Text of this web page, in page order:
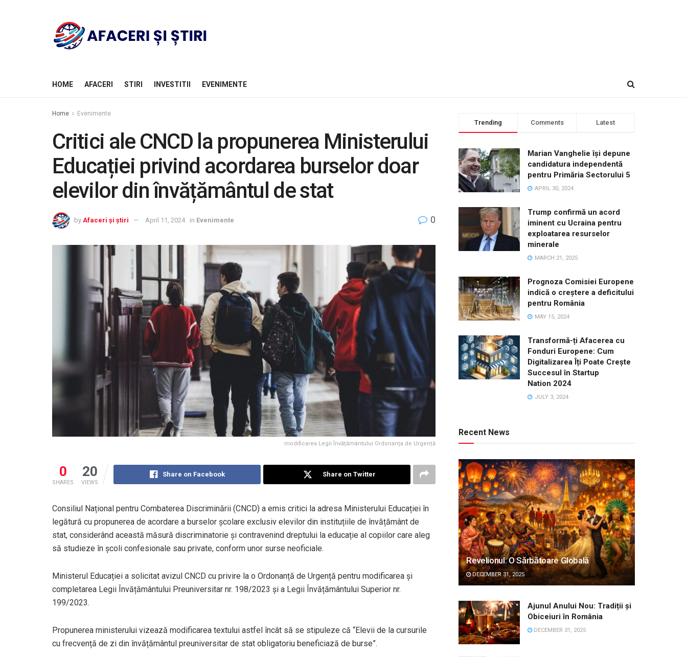
HOME AFACERI STIRI INVESTITII EVENIMENTE
Home Evenimente
Critici ale CNCD la propunerea Ministerului
Educației privind acordarea burselor doar
elevilor din învățământul de stat
by Afaceri și știri April 11, 2024 in Evenimente 0
modificarea Legii Învățământului Ordonanța de Urgență
0
SHARES
20
VIEWS
Share on Facebook Share on Twitter
Consiliul Național pentru Combaterea Discriminării (CNCD) a emis critici la adresa Ministerului Educației în
legătură cu propunerea de acordare a burselor școlare exclusiv elevilor din instituțiile de învățământ de
stat, considerând această măsură discriminatorie și contravenind dreptului la educație al copiilor care aleg
să studieze în școli confesionale sau private, conform unor surse neoficiale.
Ministerul Educației a solicitat avizul CNCD cu privire la o Ordonanță de Urgență pentru modificarea și
completarea Legii Învățământului Preuniversitar nr. 198/2023 și a Legii Învățământului Superior nr.
199/2023.
Propunerea ministerului vizează modificarea textului astfel încât să se stipuleze că “Elevii de la cursurile
cu frecvență de zi din învățământul preuniversitar de stat obligatoriu beneficiază de burse”.
Trending Comments Latest
Marian Vanghelie își depune
candidatura independentă
pentru Primăria Sectorului 5
APRIL 30, 2024
Trump confirmă un acord
iminent cu Ucraina pentru
exploatarea resurselor
minerale
MARCH 21, 2025
Prognoza Comisiei Europene
indică o creștere a deficitului
pentru România
MAY 15, 2024
Transformă-ți Afacerea cu
Fonduri Europene: Cum
Digitalizarea Îți Poate Crește
Succesul în Startup
Nation 2024
JULY 3, 2024
Recent News
Revelionul: O Sărbătoare Globală
DECEMBER 31, 2025
Ajunul Anului Nou: Tradiții și
Obiceiuri în România
DECEMBER 31, 2025